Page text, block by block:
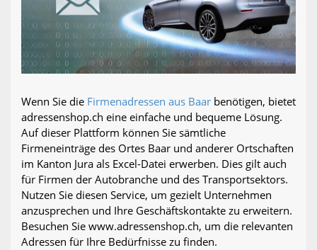
Wenn Sie die Firmenadressen aus Baar benötigen, bietet
adressenshop.ch eine einfache und bequeme Lösung.
Auf dieser Plattform können Sie sämtliche
Firmeneinträge des Ortes Baar und anderer Ortschaften
im Kanton Jura als Excel-Datei erwerben. Dies gilt auch
für Firmen der Autobranche und des Transportsektors.
Nutzen Sie diesen Service, um gezielt Unternehmen
anzusprechen und Ihre Geschäftskontakte zu erweitern.
Besuchen Sie www.adressenshop.ch, um die relevanten
Adressen für Ihre Bedürfnisse zu finden.